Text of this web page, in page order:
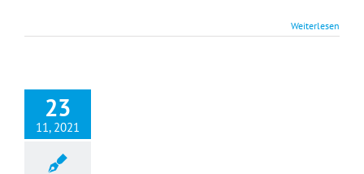
Ämter
Weiterlesen
23
11, 2021